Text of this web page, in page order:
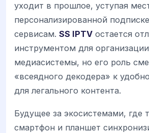
уходит в прошлое, уступая
персонализированной
сервисам. SS IPTV остается
инструментом для организации
медиасистемы, но его роль
«всеядного декодера» к
для легального контента.
Будущее за экосистемами, где
смартфон и планшет